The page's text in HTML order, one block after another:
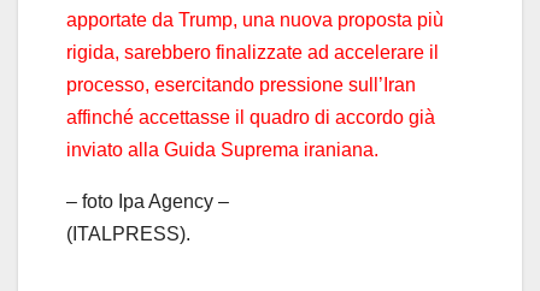
apportate da Trump, una nuova proposta più
rigida, sarebbero finalizzate ad accelerare il
processo, esercitando pressione sull’Iran
affinché accettasse il quadro di accordo già
inviato alla Guida Suprema iraniana.
– foto Ipa Agency –
(ITALPRESS).